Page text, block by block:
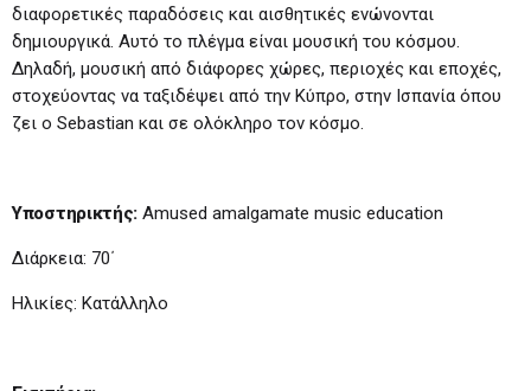
διαφορετικές παραδόσεις και αισθητικές ενώνονται
δημιουργικά. Αυτό το πλέγμα είναι μουσική του κόσμου.
Δηλαδή, μουσική από διάφορες χώρες, περιοχές και εποχές,
στοχεύοντας να ταξιδέψει από την Κύπρο, στην Ισπανία όπου
ζει ο Sebastian και σε ολόκληρο τον κόσμο.
Yποστηρικτής: Amused amalgamate music education
Διάρκεια: 70΄
Ηλικίες: Kατάλληλο